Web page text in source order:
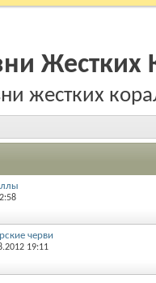
Жестких
жестких
черви
19:11